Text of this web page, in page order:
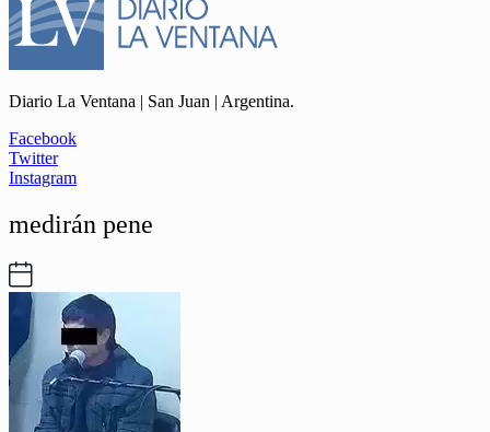
Diario La Ventana | San Juan | Argentina.
Facebook
Twitter
Instagram
medirán pene